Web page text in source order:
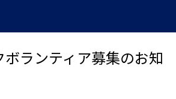
ランティア募集のお知